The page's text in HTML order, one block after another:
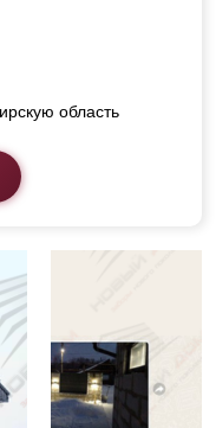
область